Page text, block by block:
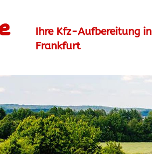
Ihre Kfz-Aufbereitung in
Frankfurt